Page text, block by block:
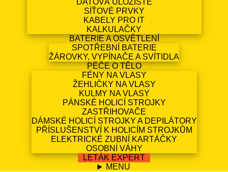
DATOVÁ ÚLOŽIŠTĚ
SÍŤOVÉ PRVKY
KABELY PRO IT
KALKULAČKY
BATERIE A OSVĚTLENÍ
SPOTŘEBNÍ BATERIE
ŽÁROVKY, VYPÍNAČE A SVÍTIDLA
PÉČE O TĚLO
FÉNY NA VLASY
ŽEHLIČKY NA VLASY
KULMY NA VLASY
PÁNSKÉ HOLICÍ STROJKY
ZASTŘIHOVAČE
DÁMSKÉ HOLICÍ STROJKY A DEPILÁTORY
PŘÍSLUŠENSTVÍ K HOLICÍM STROJKŮM
ELEKTRICKÉ ZUBNÍ KARTÁČKY
OSOBNÍ VÁHY
LETÁK EXPERT
MENU